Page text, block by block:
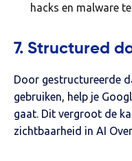
hacks en malware
7. Structured
Door gestructureerde
gebruiken, help je
gaat. Dit vergroot de
zichtbaarheid in AI